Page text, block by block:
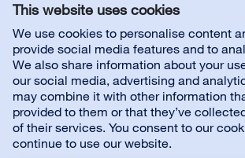
This website uses cookies
We use cookies to personalise content
provide social media features and to
We also share information about your
our social media, advertising and
may combine it with other information
provided to them or that they’ve
of their services. You consent to our
continue to use our website.
Contact Nederland
Handige links
Over ons